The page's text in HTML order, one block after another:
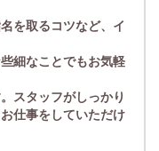
を取るコツなど、イ
細なことでもお気軽
スタッフがしっかり
仕事をしていただけ